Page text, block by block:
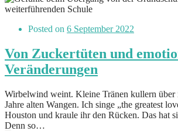
Posted on 6 September 2022
Von Zuckertüten und
Veränderungen
Wirbelwind weint. Kleine Tränen kullern über
Jahre alten Wangen. Ich singe „the greatest
Houston und kraule ihr den Rücken. Das hat
Denn so…